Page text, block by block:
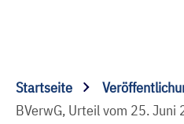
Startseite
BVerwG, Urteil vom 25. Juni